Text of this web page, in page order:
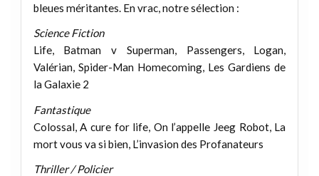
bleues méritantes. En vrac, notre sélection :
Science Fiction
Life, Batman v Superman, Passengers, Logan,
Valérian, Spider-Man Homecoming, Les Gardiens de
la Galaxie 2
Fantastique
Colossal, A cure for life, On l’appelle Jeeg Robot, La
mort vous va si bien, L’invasion des Profanateurs
Thriller / Policier